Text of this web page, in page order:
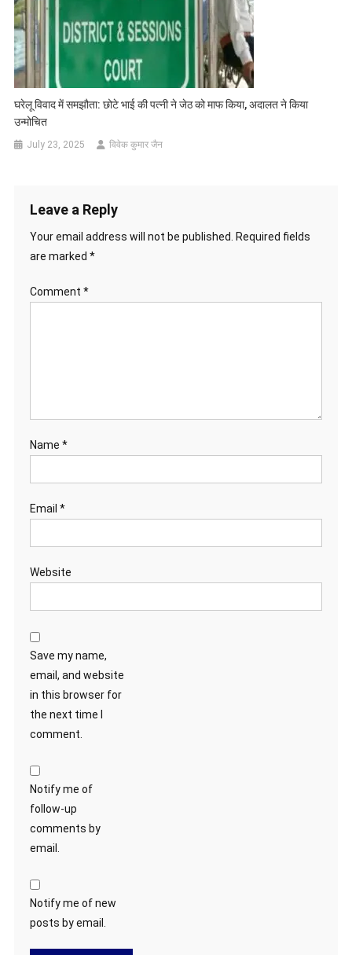
घरेलू विवाद में समझौता: छोटे भाई की पत्नी ने जेठ को माफ किया, अदालत ने किया
उन्मोचित
July 23, 2025 विवेक कुमार जैन
Leave a Reply
Your email address will not be published.
Required fields
are marked *
Comment *
Name *
Email *
Website
Save my name,
email, and website
in this browser for
the next time I
comment.
Notify me of
follow-up
comments by
email.
Notify me of new
posts by email.